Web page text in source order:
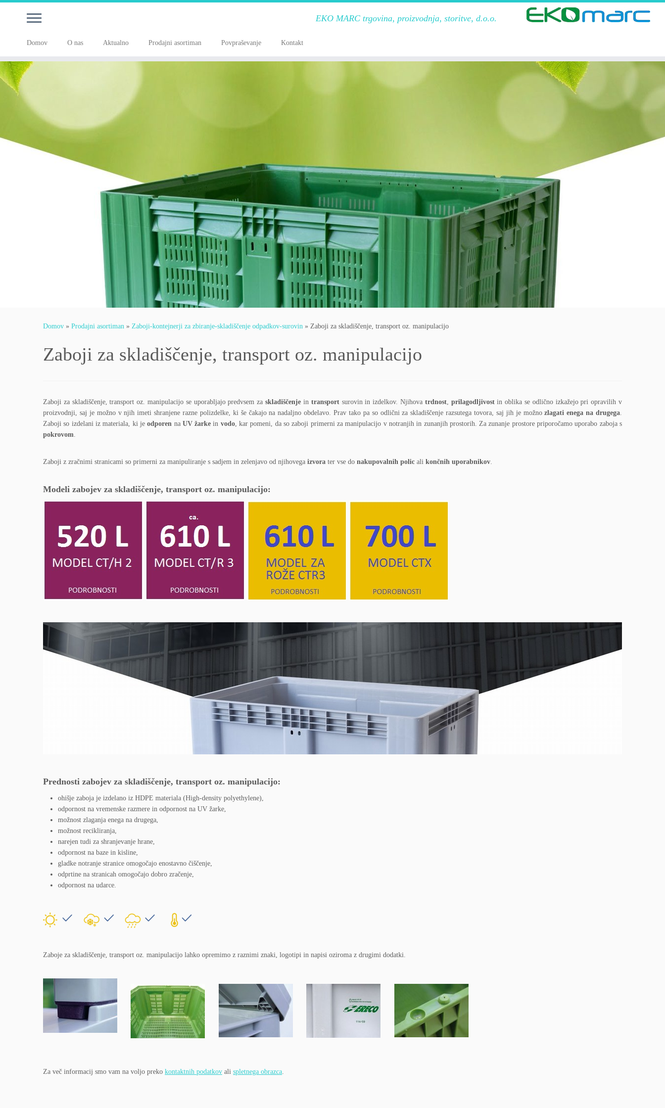
Skoči
na
vsebino
EKO MARC trgovina, proizvodnja, storitve, d.o.o.
Domov O nas Aktualno Prodajni asortiman Povpraševanje Kontakt
Domov » Prodajni asortiman » Zaboji-kontejnerji za zbiranje-skladiščenje odpadkov-surovin » Zaboji za skladiščenje, transport oz. manipulacijo
Zaboji za skladiščenje, transport oz. manipulacijo
Zaboji za skladiščenje, transport oz. manipulacijo se uporabljajo predvsem zaskladiščenje in transport surovin in izdelkov. Njihova trdnost, prilagodljivostin oblika se odlično izkažejo pri opravilih v
proizvodnji, saj je možno v njih imeti shranjene razne polizdelke, ki še čakajo na nadaljno obdelavo. Prav tako pa so odlični za skladiščenje razsutega tovora, saj jih je možnozlagati enega na drugega.
Zaboji so izdelani iz materiala, ki jeodporen na UV žarke in vodo, kar pomeni, da so zaboji primerni za manipulacijo v notranjih in zunanjih prostorih. Za zunanje prostore priporočamo uporabo zaboja s
pokrovom.
Zaboji z zračnimi stranicami so primerni za manipuliranje s sadjem in zelenjavo od njihovega izvora ter vse do nakupovalnih polic ali končnih uporabnikov.
Modeli zabojev za skladiščenje, transport oz. manipulacijo:
Prednosti zabojev za skladiščenje, transport oz. manipulacijo:
ohišje zaboja je izdelano iz HDPE materiala (High-density polyethylene),
odpornost na vremenske razmere in odpornost na UV žarke,
možnost zlaganja enega na drugega,
možnost recikliranja,
narejen tudi za shranjevanje hrane,
odpornost na baze in kisline,
gladke notranje stranice omogočajo enostavno čiščenje,
odprtine na stranicah omogočajo dobro zračenje,
odpornost na udarce.
Zaboje za skladiščenje, transport oz. manipulacijo lahko opremimo z raznimi znaki, logotipi in napisi oziroma z drugimi dodatki.
Za več informacij smo vam na voljo preko kontaktnih podatkov ali spletnega obrazca.